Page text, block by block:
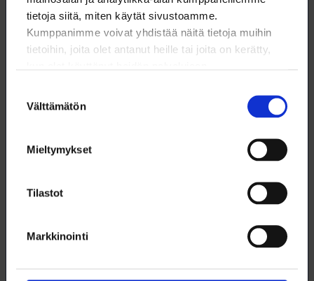
tietoja siitä, miten käytät sivustoamme.
Kumppanimme voivat yhdistää näitä tietoja muihin
tietoihin, joita olet antanut heille tai joita on kerätty,
valinta
Välttämätön
Mieltymykset
Tilastot
Markkinointi
Ruotsin valtakunnassa ja sen itäosassa Suomessa käynnistyi 1740-
luonnontieteilijät alkoivat toden teolla selvittää, millainen